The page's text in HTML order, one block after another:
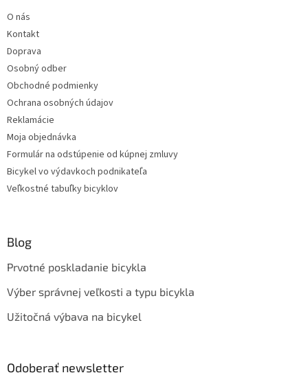
O nás
Kontakt
Doprava
Osobný odber
Obchodné podmienky
Ochrana osobných údajov
Reklamácie
Moja objednávka
Formulár na odstúpenie od kúpnej zmluvy
Bicykel vo výdavkoch podnikateľa
Veľkostné tabuľky bicyklov
Blog
Prvotné poskladanie bicykla
Výber správnej veľkosti a typu bicykla
Užitočná výbava na bicykel
Odoberať newsletter